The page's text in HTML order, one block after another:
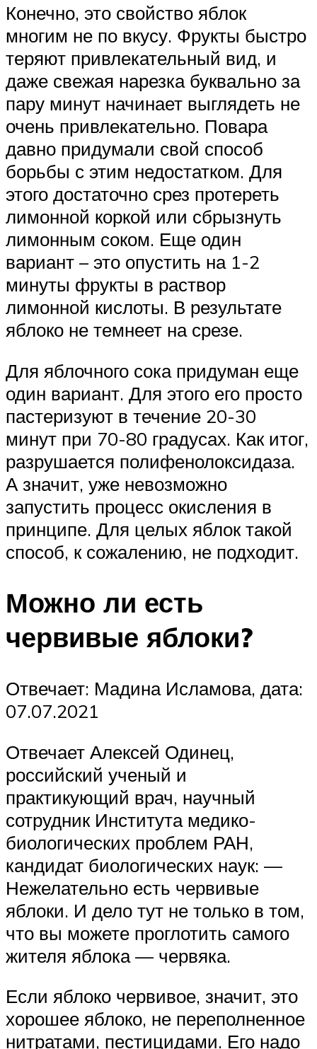
Конечно, это свойство яблок
многим не по вкусу. Фрукты быстро
теряют привлекательный вид, и
даже свежая нарезка буквально за
пару минут начинает выглядеть не
очень привлекательно. Повара
давно придумали свой способ
борьбы с этим недостатком. Для
этого достаточно срез протереть
лимонной коркой или сбрызнуть
лимонным соком. Еще один
вариант – это опустить на 1-2
минуты фрукты в раствор
лимонной кислоты. В результате
яблоко не темнеет на срезе.
Для яблочного сока придуман еще
один вариант. Для этого его просто
пастеризуют в течение 20-30
минут при 70-80 градусах. Как итог,
разрушается полифенолоксидаза.
А значит, уже невозможно
запустить процесс окисления в
принципе. Для целых яблок такой
способ, к сожалению, не подходит.
Можно ли есть
червивые яблоки?
Отвечает: Мадина Исламова, дата:
07.07.2021
Отвечает Алексей Одинец,
российский ученый и
практикующий врач, научный
сотрудник Института медико-
биологических проблем РАН,
кандидат биологических наук: —
Нежелательно есть червивые
яблоки. И дело тут не только в том,
что вы можете проглотить самого
жителя яблока — червяка.
Если яблоко червивое, значит, это
хорошее яблоко, не переполненное
нитратами, пестицидами. Его надо